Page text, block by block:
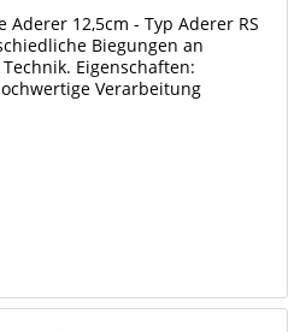
12,5cm - Typ Aderer RS
Biegungen an
Eigenschaften:
Verarbeitung